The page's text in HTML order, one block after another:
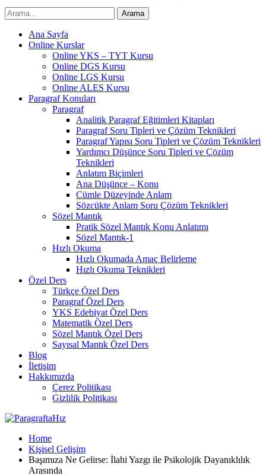
Ana Sayfa
Online Kurslar
Online YKS – TYT Kursu
Online DGS Kursu
Online LGS Kursu
Online ALES Kursu
Paragraf Konuları
Paragraf
Analitik Paragraf Eğitimleri Kitapları
Paragraf Soru Tipleri ve Çözüm Teknikleri
Paragraf Yapısı Soru Tipleri ve Çözüm Teknikleri
Yardımcı Düşünce Soru Tipleri ve Çözüm
Teknikleri
Anlatım Biçimleri
Ana Düşünce – Konu
Cümle Düzeyinde Anlam
Sözcükte Anlam Soru Çözüm Teknikleri
Sözel Mantık
Pratik Sözel Mantık Konu Anlatımı
Sözel Mantık-1
Hızlı Okuma
Hızlı Okumada Amaç Belirleme
Hızlı Okuma Teknikleri
Özel Ders
Türkçe Özel Ders
Paragraf Özel Ders
YKS Edebiyat Özel Ders
Matematik Özel Ders
Sözel Mantık Özel Ders
Sayısal Mantık Özel Ders
Blog
İletişim
Hakkımızda
Çerez Politikası
Gizlilik Politikası
Home
Kişisel Gelişim
Başımıza Ne Gelirse: İlahi Yazgı ile Psikolojik Dayanıklılık
Arasında